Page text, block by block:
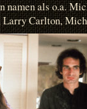
namen als o.a.
Larry Carlton,